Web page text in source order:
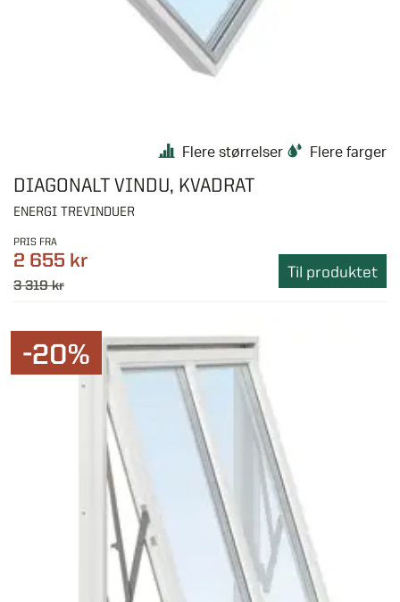
Flere størrelser Flere farger
DIAGONALT VINDU, KVADRAT
ENERGI TREVINDUER
PRIS FRA
2 655 kr
3 319 kr
Til produktet
-20%